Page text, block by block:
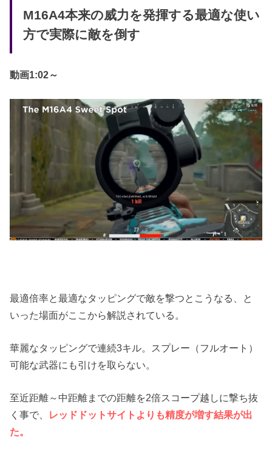
M16A4本来の威力を発揮する最適な使い
方で実際に敵を倒す
動画1:02～
最適倍率と最適なタッピングで敵を撃つとこうなる、と
いった場面がここから解説されている。
華麗なタッピングで連続3キル。スプレー（フルオート）
可能な武器にも引けを取らない。
至近距離～中距離までの距離を2倍スコープ越しに撃ち抜
く事で、 レッドドットサイトよりも精度が増す結果が出
た。